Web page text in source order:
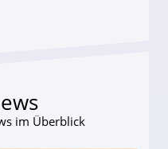
im Überblick